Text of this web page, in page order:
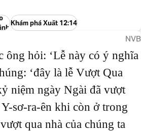
Khám phá Xuất 12:14
NVB
ông hỏi: ‘Lễ này có ý nghĩa
‘đây là lễ Vượt Qua
niệm ngày Ngài đã vượt
Y-sơ-ra-ên khi còn ở trong
qua nhà của chúng ta